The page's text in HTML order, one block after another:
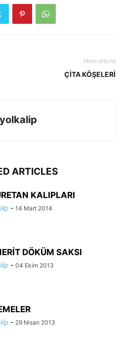
Next article
ÇİTA KÖŞELERİ
ARTICLES
KALIPLARI
- 14 Mart 2014
DÖKÜM SAKSI
- 04 Ekim 2013
- 29 Nisan 2013